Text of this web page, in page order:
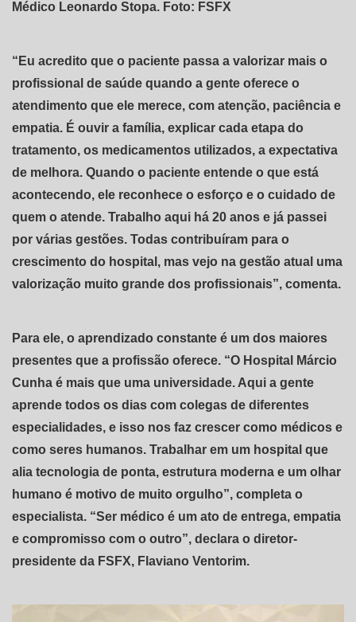
Médico Leonardo Stopa. Foto: FSFX
“Eu acredito que o paciente passa a valorizar mais o
profissional de saúde quando a gente oferece o
atendimento que ele merece, com atenção, paciência e
empatia. É ouvir a família, explicar cada etapa do
tratamento, os medicamentos utilizados, a expectativa
de melhora. Quando o paciente entende o que está
acontecendo, ele reconhece o esforço e o cuidado de
quem o atende. Trabalho aqui há 20 anos e já passei
por várias gestões. Todas contribuíram para o
crescimento do hospital, mas vejo na gestão atual uma
valorização muito grande dos profissionais”, comenta.
Para ele, o aprendizado constante é um dos maiores
presentes que a profissão oferece. “O Hospital Márcio
Cunha é mais que uma universidade. Aqui a gente
aprende todos os dias com colegas de diferentes
especialidades, e isso nos faz crescer como médicos e
como seres humanos. Trabalhar em um hospital que
alia tecnologia de ponta, estrutura moderna e um olhar
humano é motivo de muito orgulho”, completa o
especialista. “Ser médico é um ato de entrega, empatia
e compromisso com o outro”, declara o diretor-
presidente da FSFX, Flaviano Ventorim.